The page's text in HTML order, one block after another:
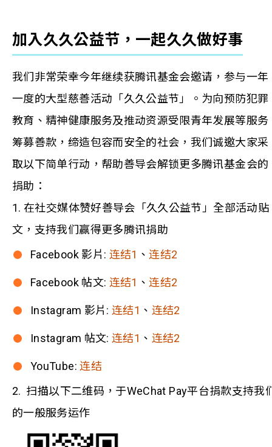
加入久久公益节，一起久久做好事
我们非常荣幸今年继续获腾讯基金会邀请，参与一年
一度的大型慈善活动「久久公益节」。为向预防犯罪
教育、精神健康服务及推动资源受限青年发展等服务
筹募善款，缔造包容而安全的社会，我们诚邀大家采
取以下简单行动，帮助善导会解锁更多腾讯基金会的
捐助：
1. 在社交媒体赞好善导会「久久公益节」全部活动贴
文，支持我们赢得更多腾讯捐助
Facebook 影片: 连结1 、连结2
Facebook 帖文: 连结1 、连结2
Instagram 影片:连结1 、 连结2
Instagram 帖文:连结1 、 连结2
YouTube:连结
2. 扫描以下二维码，于WeChat Pay平台捐款支持我
的一般服务运作